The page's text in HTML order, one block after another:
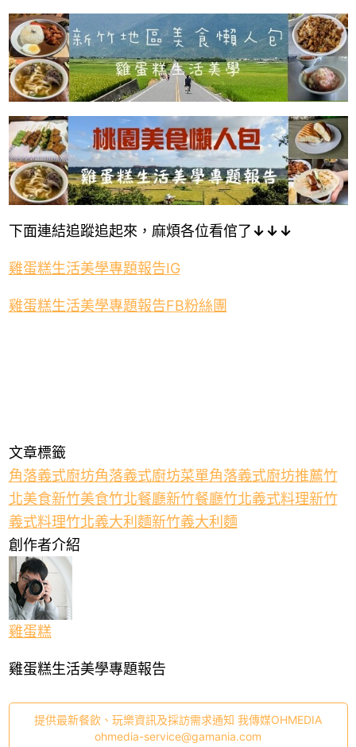
下面連結追蹤追起來，麻煩各位看倌了↓↓↓
雞蛋糕生活美學專題報告IG
雞蛋糕生活美學專題報告FB粉絲團
文章標籤
角落義式廚坊角落義式廚坊菜單角落義式廚坊推薦竹
北美食新竹美食竹北餐廳新竹餐廳竹北義式料理新竹
義式料理竹北義大利麵新竹義大利麵
創作者介紹
雞蛋糕
雞蛋糕生活美學專題報告
提供最新餐飲、玩樂資訊及採訪需求通知 我傳媒OHMEDIA
ohmedia-service@gamania.com